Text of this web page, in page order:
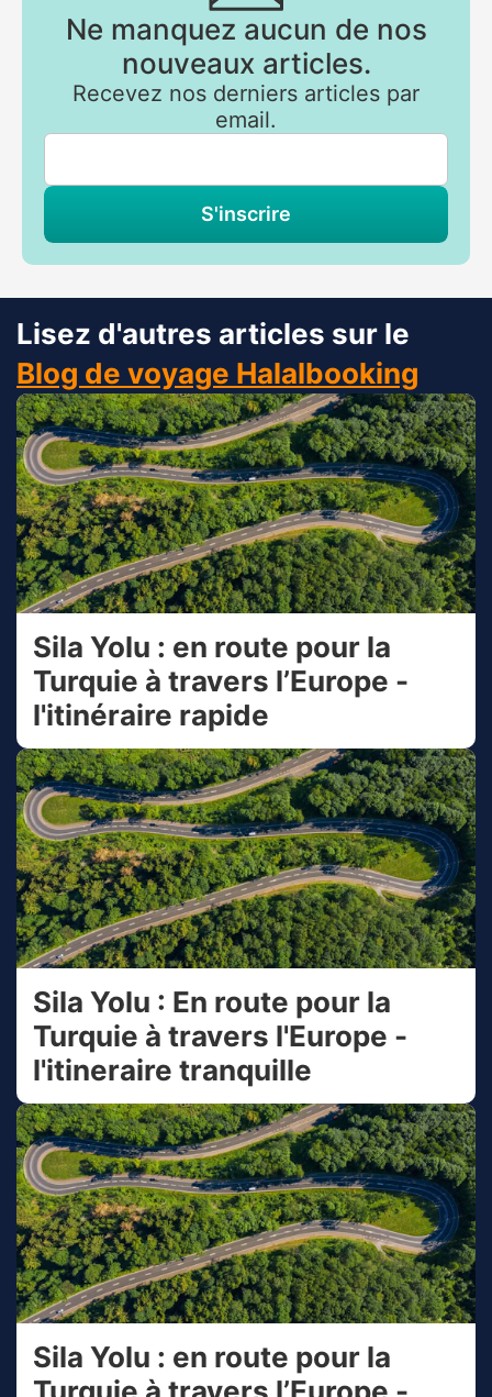
Ne manquez aucun de nos
nouveaux articles.
Recevez nos derniers articles par
email.
S'inscrire
Lisez d'autres articles sur le
Blog de voyage Halalbooking
Sila Yolu : en route pour la
Turquie à travers l’Europe -
l'itinéraire rapide
Sila Yolu : En route pour la
Turquie à travers l'Europe -
l'itineraire tranquille
Sila Yolu : en route pour la